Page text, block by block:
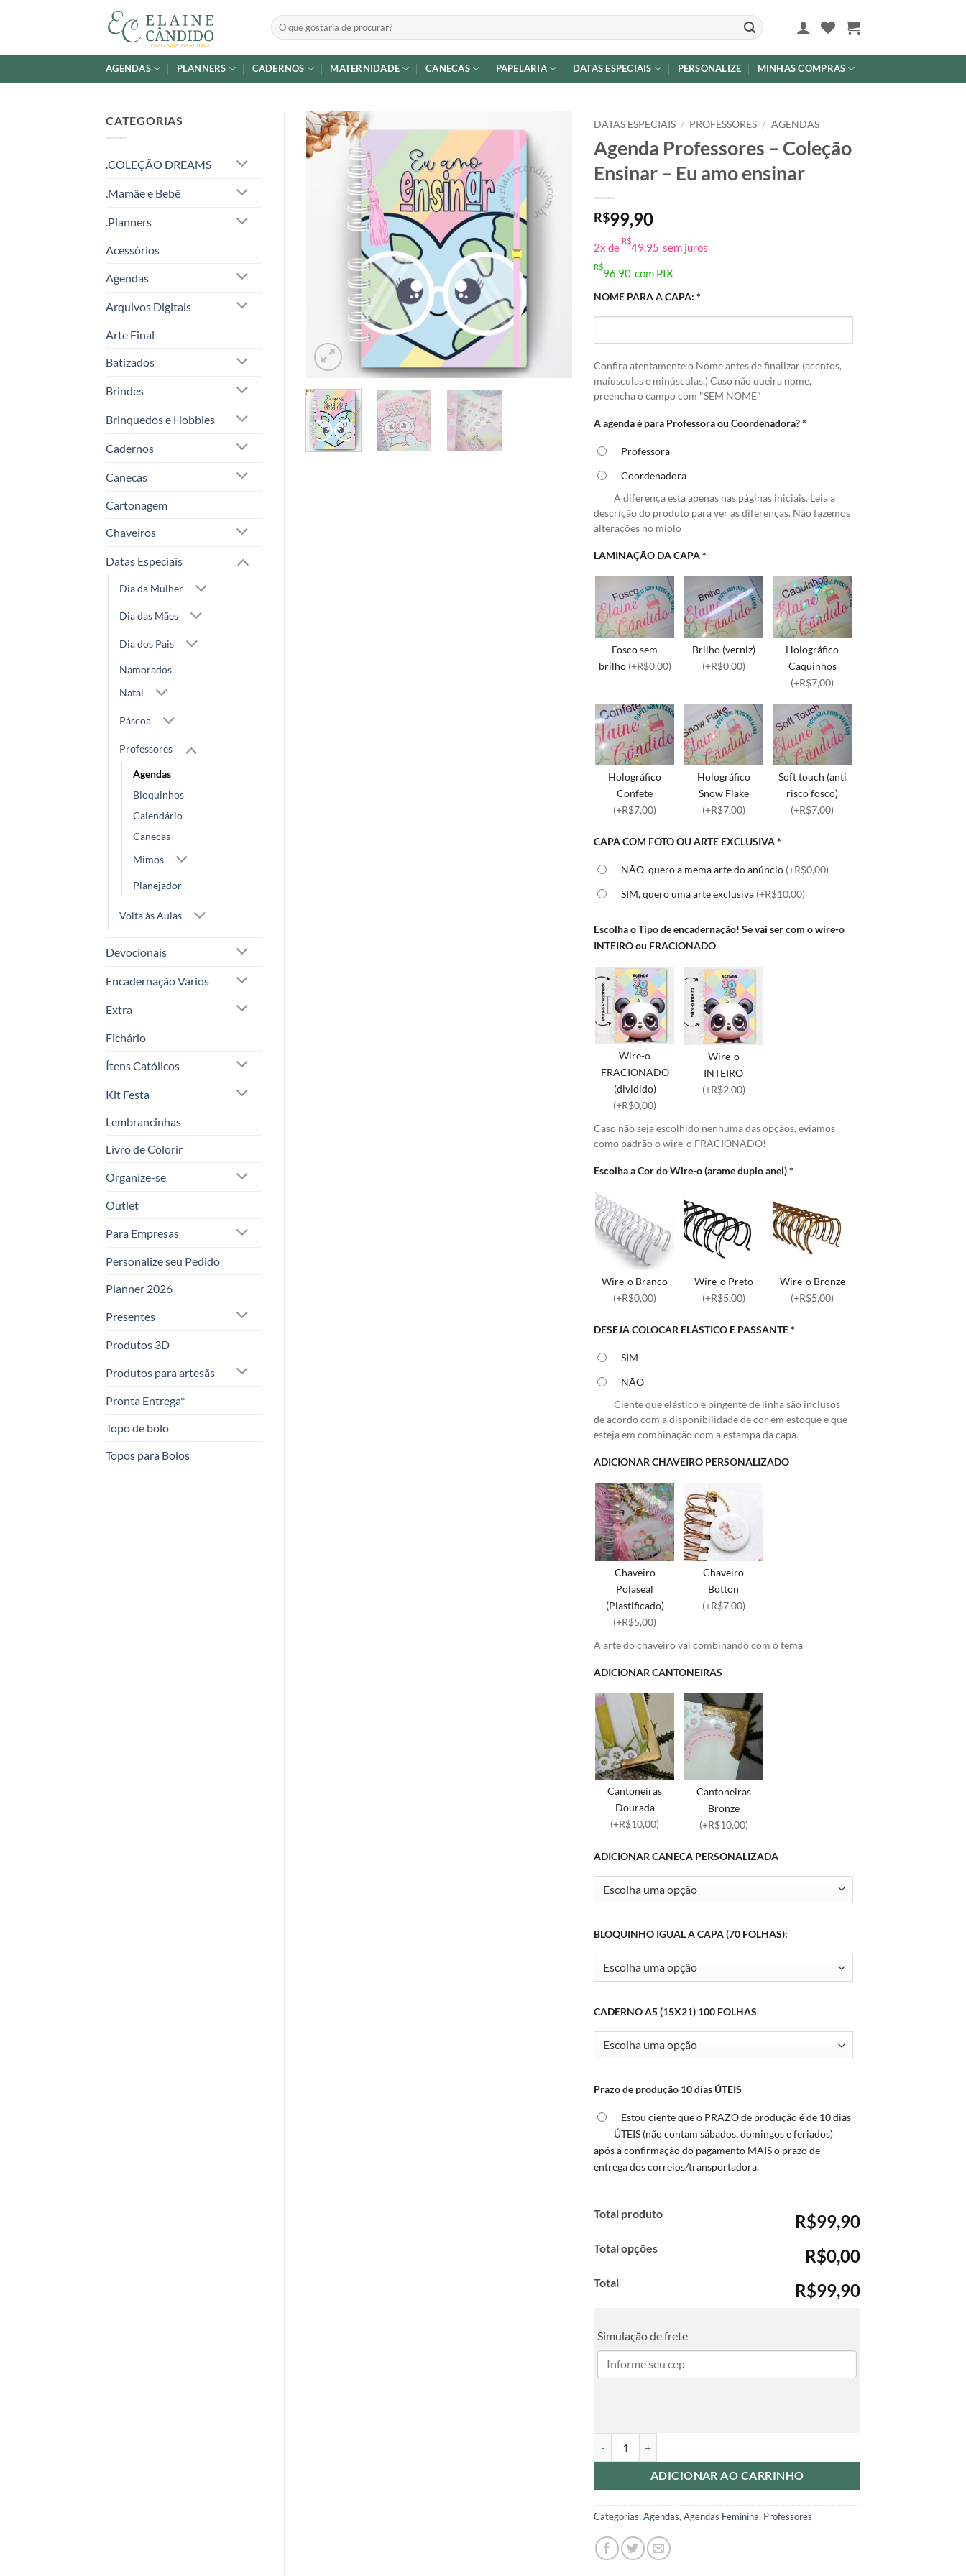
Pesquisar
por:
AGENDAS PLANNERS CADERNOS MATERNIDADE CANECAS PAPELARIA DATAS ESPECIAIS PERSONALIZE MINHAS COMPRAS
CATEGORIAS
.COLEÇÃO DREAMS
.Mamãe e Bebê
.Planners
Acessórios
Agendas
Arquivos Digitais
Arte Final
Batizados
Brindes
Brinquedos e Hobbies
Cadernos
Canecas
Cartonagem
Chaveiros
Datas Especiais
Dia da Mulher
Dia das Mães
Dia dos Pais
Namorados
Natal
Páscoa
Professores
Agendas
Bloquinhos
Calendário
Canecas
Mimos
Planejador
Volta às Aulas
Devocionais
Encadernação Vários
Extra
Fichário
Ítens Católicos
Kit Festa
Lembrancinhas
Livro de Colorir
Organize-se
Outlet
Para Empresas
Personalize seu Pedido
Planner 2026
Presentes
Produtos 3D
Produtos para artesãs
Pronta Entrega*
Topo de bolo
Topos para Bolos
a lista de
desejos
DATAS ESPECIAIS / PROFESSORES / AGENDAS
Agenda Professores – Coleção
Ensinar – Eu amo ensinar
R$99,90
2x de
R$
49,95 sem juros
R$
96,90 com PIX
NOME PARA A CAPA: *
Confira atentamente o Nome antes de finalizar (acentos,
maíusculas e minúsculas.) Caso não queira nome,
preencha o campo com "SEM NOME"
A agenda é para Professora ou Coordenadora?*
Professora
Coordenadora
A diferença esta apenas nas páginas iniciais. Leia a
descrição do produto para ver as diferenças. Não fazemos
alterações no miolo
LAMINAÇÃO DA CAPA*
Fosco sem
brilho (+R$0,00)
Brilho (verniz)
(+R$0,00)
Holográfico
Caquinhos
(+R$7,00)
Holográfico
Confete
(+R$7,00)
Holográfico
Snow Flake
(+R$7,00)
Soft touch (anti
risco fosco)
(+R$7,00)
CAPA COM FOTO OU ARTE EXCLUSIVA*
NÃO, quero a mema arte do anúncio (+R$0,00)
SIM, quero uma arte exclusiva (+R$10,00)
Escolha o Tipo de encadernação! Se vai ser com o wire-o
INTEIRO ou FRACIONADO
Wire-o
FRACIONADO
(dividido)
(+R$0,00)
Wire-o
INTEIRO
(+R$2,00)
Caso não seja escolhido nenhuma das opçãos, eviamos
como padrão o wire-o FRACIONADO!
Escolha a Cor do Wire-o (arame duplo anel)*
Wire-o Branco
(+R$0,00)
Wire-o Preto
(+R$5,00)
Wire-o Bronze
(+R$5,00)
DESEJA COLOCAR ELÁSTICO E PASSANTE*
SIM
NÃO
Ciente que elástico e pingente de linha são inclusos
de acordo com a disponibilidade de cor em estoque e que
esteja em combinação com a estampa da capa.
ADICIONAR CHAVEIRO PERSONALIZADO
Chaveiro
Polaseal
(Plastificado)
(+R$5,00)
Chaveiro
Botton
(+R$7,00)
A arte do chaveiro vai combinando com o tema
ADICIONAR CANTONEIRAS
Cantoneiras
Dourada
(+R$10,00)
Cantoneiras
Bronze
(+R$10,00)
ADICIONAR CANECA PERSONALIZADA
BLOQUINHO IGUAL A CAPA (70 FOLHAS):
CADERNO A5 (15X21) 100 FOLHAS
Prazo de produção 10 dias ÚTEIS
Estou ciente que o PRAZO de produção é de 10 dias
ÚTEIS (não contam sábados, domingos e feriados)
após a confirmação do pagamento MAIS o prazo de
entrega dos correios/transportadora.
Total produto R$99,90
Total opções R$0,00
Total R$99,90
Simulação de frete
ADICIONAR AO CARRINHO
Categorias:Agendas,Agendas Feminina, Professores